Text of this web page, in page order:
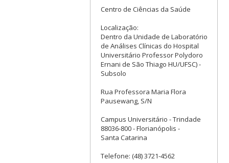
Centro de Ciências da Saúde
Localização:
Dentro da Unidade de Laboratório
de Análises Clínicas do Hospital
Universitário Professor Polydoro
Ernani de São Thiago HU/UFSC) -
Subsolo
Rua Professora Maria Flora
Pausewang, S/N
Campus Universitário - Trindade
88036-800 - Florianópolis -
Santa Catarina
Telefone: (48) 3721-4562